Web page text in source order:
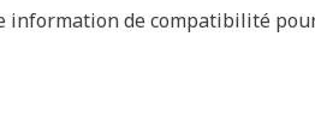
information de compatibilité